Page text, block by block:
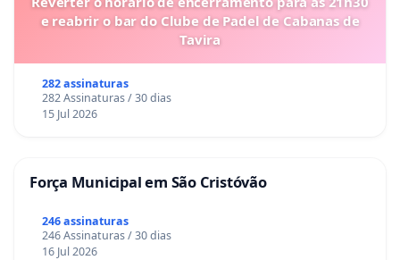
e reabrir o bar do Clube de Padel de Cabanas de
Tavira
282 assinaturas
282 Assinaturas / 30 dias
15 Jul 2026
Força Municipal em São Cristóvão
246 assinaturas
246 Assinaturas / 30 dias
16 Jul 2026